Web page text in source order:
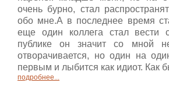
очень бурно, стал
обо мне.А в последнее время
еще один коллега стал вести
публике он значит со мной
отворачивается, но один на
первым и лыбится как идиот. Как
подробнее...